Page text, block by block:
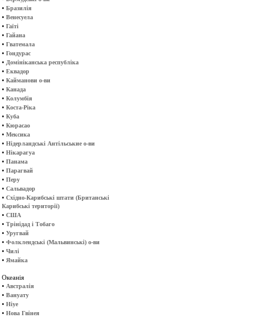
• Бразилія
• Венесуела
• Гаїті
• Гайана
• Гватемала
• Гондурас
• Домініканська республіка
• Еквадор
• Кайманови о-ви
• Канада
• Колумбія
• Коста-Ріка
• Куба
• Кюрасао
• Мексика
• Нідерландські Антільськие о-ви
• Нікарагуа
• Панама
• Парагвай
• Перу
• Сальвадор
• Східно-Карибські штати (Британські
Карибські території)
• США
• Трінідад і Тобаго
• Уругвай
• Фолклендські (Мальвинські) о-ви
• Чилі
• Ямайка
Океанія
• Австралія
• Вануату
• Ніуе
• Нова Гвінея